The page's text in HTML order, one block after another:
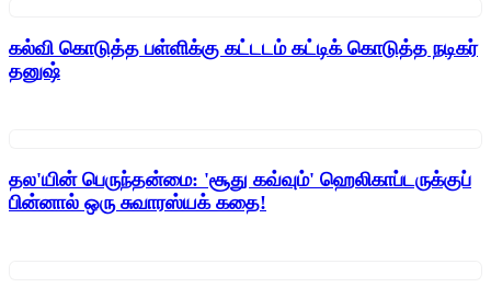
கல்வி கொடுத்த பள்ளிக்கு கட்டடம் கட்டிக் கொடுத்த நடிகர்
தனுஷ்
தல'யின் பெருந்தன்மை: 'சூது கவ்வும்' ஹெலிகாப்டருக்குப்
பின்னால் ஒரு சுவாரஸ்யக் கதை!